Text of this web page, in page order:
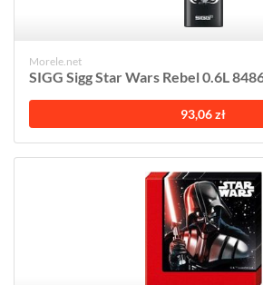
Morele.net
SIGG Sigg Star Wars Rebel 0.6L
93,06 zł